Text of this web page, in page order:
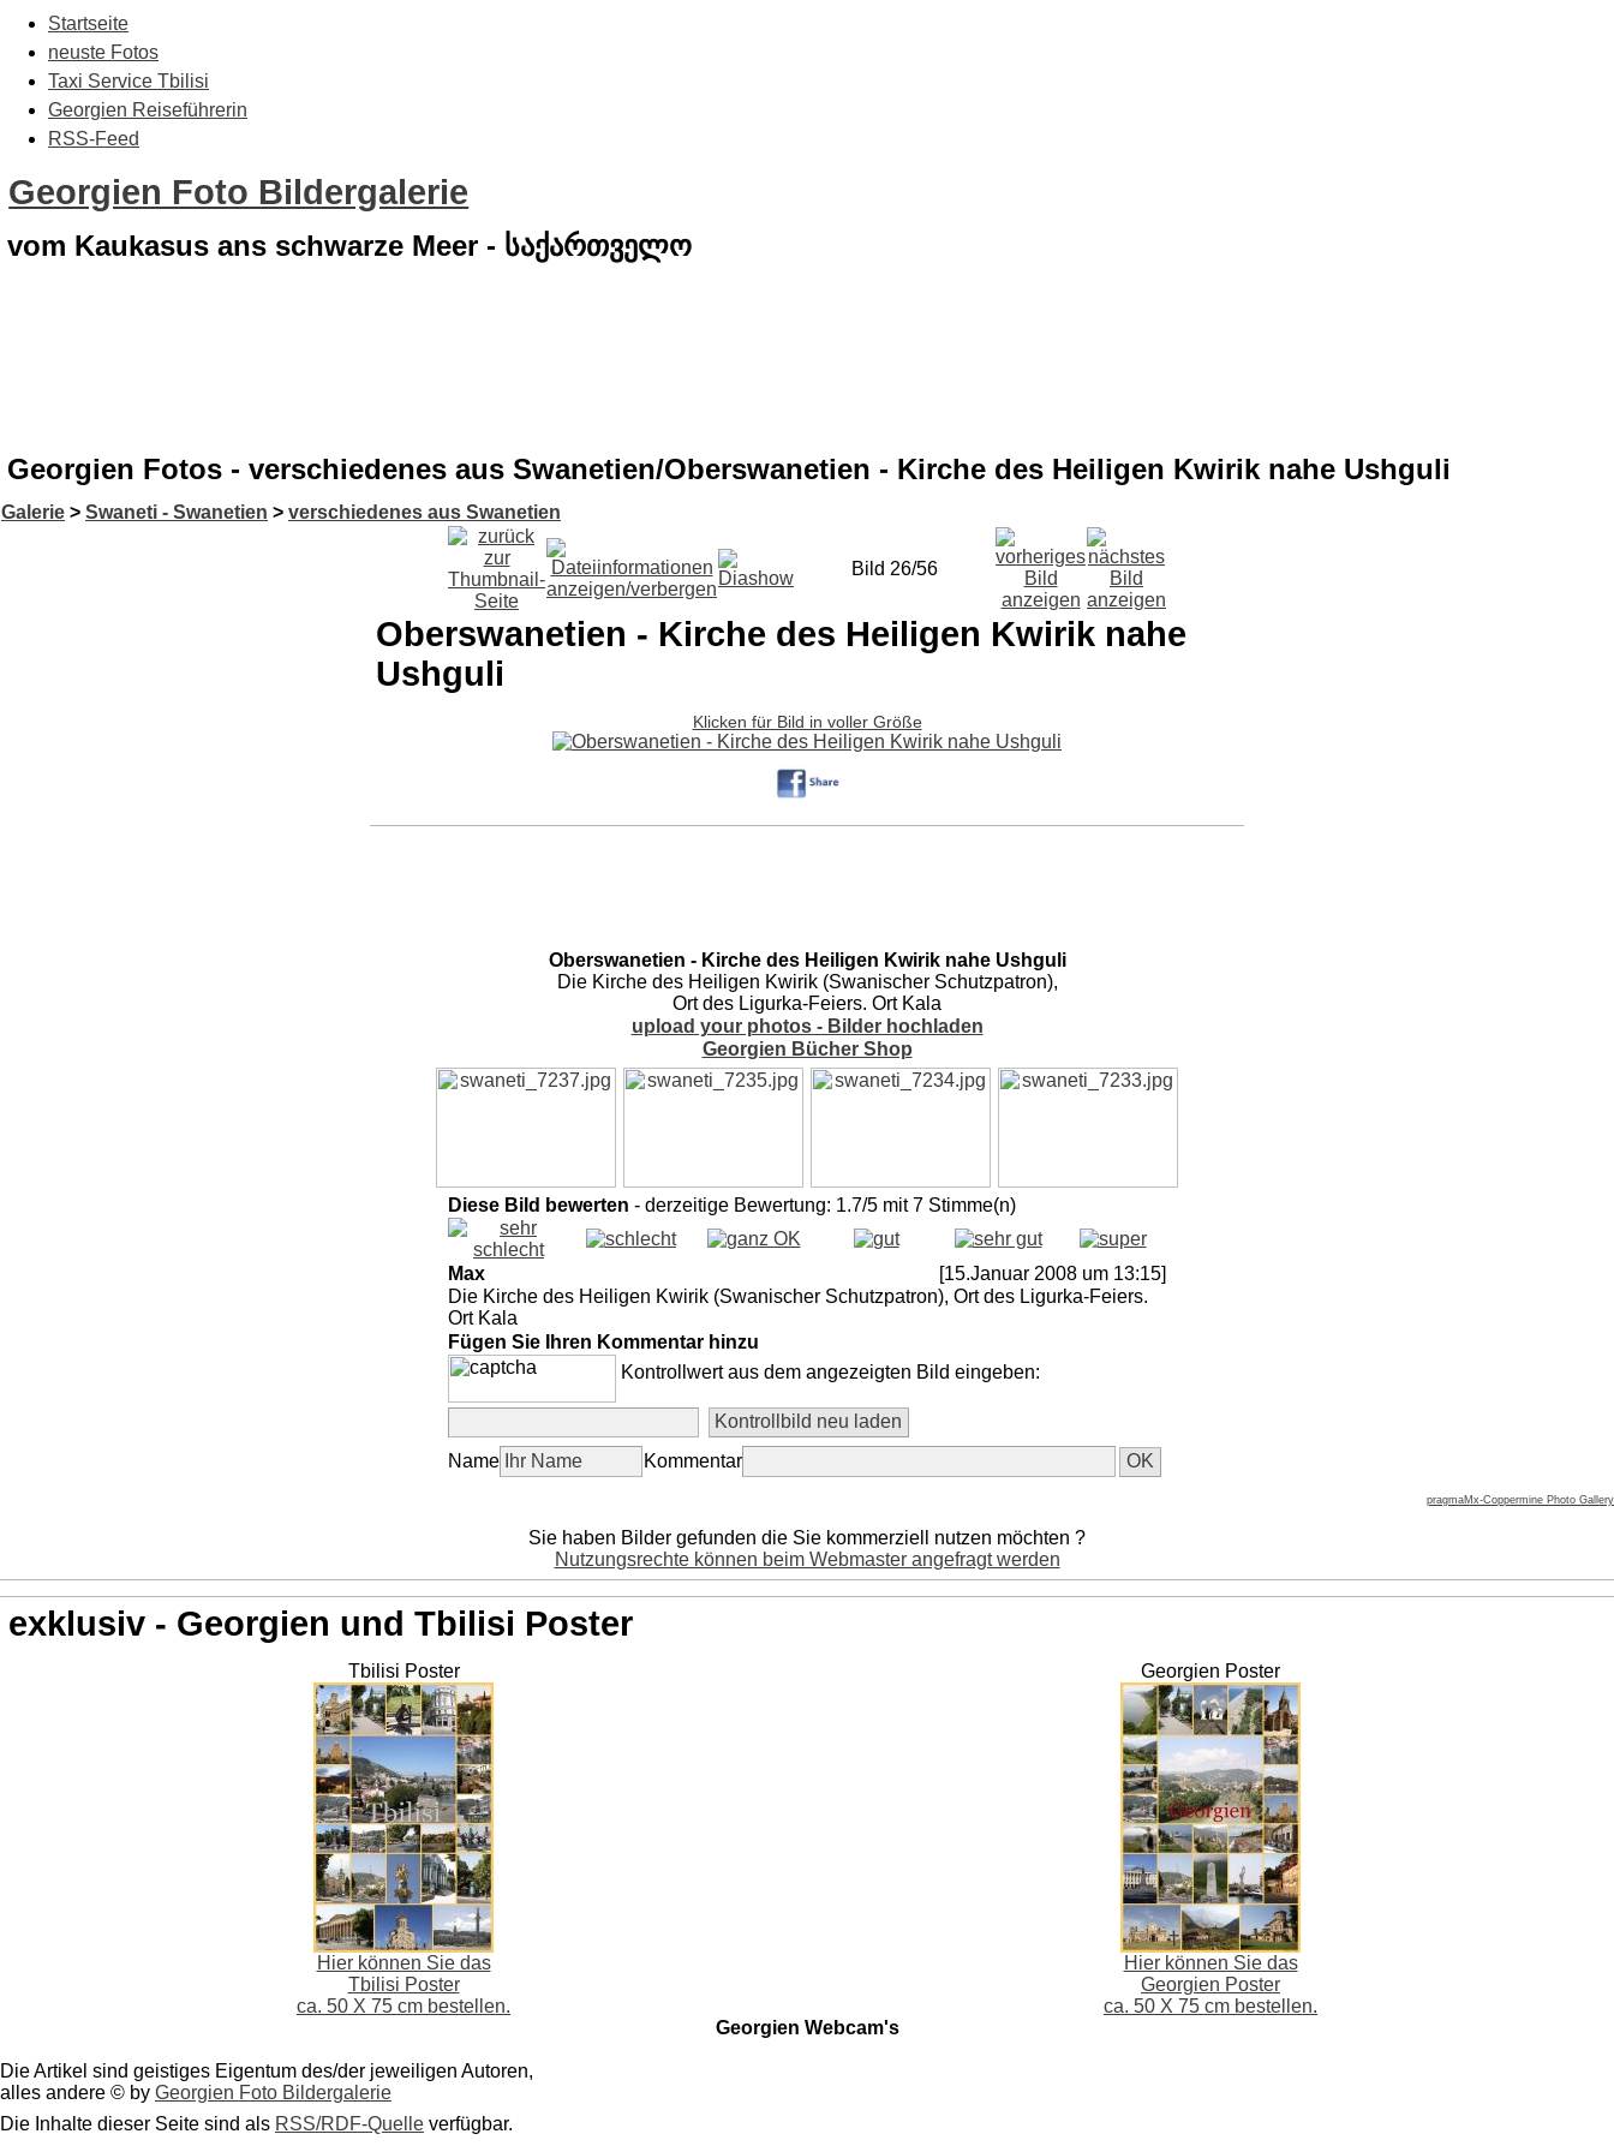
Startseite
neuste Fotos
Taxi Service Tbilisi
Georgien Reiseführerin
RSS-Feed
Georgien Foto Bildergalerie
vom Kaukasus ans schwarze Meer - საქართველო
Georgien Fotos - verschiedenes aus Swanetien/Oberswanetien - Kirche des Heiligen Kwirik nahe Ushguli
Galerie > Swaneti - Swanetien > verschiedenes aus Swanetien
Bild 26/56
Oberswanetien - Kirche des Heiligen Kwirik nahe
Ushguli
Klicken für Bild in voller Größe
Oberswanetien - Kirche des Heiligen Kwirik nahe Ushguli
Die Kirche des Heiligen Kwirik (Swanischer Schutzpatron),
Ort des Ligurka-Feiers. Ort Kala
upload your photos - Bilder hochladen
Georgien Bücher Shop
Diese Bild bewerten - derzeitige Bewertung: 1.7/5 mit 7 Stimme(n)
Max
[15.Januar 2008 um 13:15]
Die Kirche des Heiligen Kwirik (Swanischer Schutzpatron), Ort des Ligurka-Feiers.
Ort Kala
Fügen Sie Ihren Kommentar hinzu
Kontrollwert aus dem angezeigten Bild eingeben:
Name Kommentar
pragmaMx-Coppermine Photo Gallery
Sie haben Bilder gefunden die Sie kommerziell nutzen möchten ?
Nutzungsrechte können beim Webmaster angefragt werden
exklusiv - Georgien und Tbilisi Poster
Tbilisi Poster
Hier können Sie das
Tbilisi Poster
ca. 50 X 75 cm bestellen.
Georgien Poster
Hier können Sie das
Georgien Poster
ca. 50 X 75 cm bestellen.
Georgien Webcam's
Die Artikel sind geistiges Eigentum des/der jeweiligen Autoren,
alles andere © by Georgien Foto Bildergalerie
Die Inhalte dieser Seite sind als RSS/RDF-Quelle verfügbar.